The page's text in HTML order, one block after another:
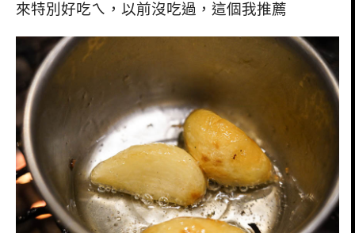
來特別好吃ㄟ，以前沒吃過，這個我推薦